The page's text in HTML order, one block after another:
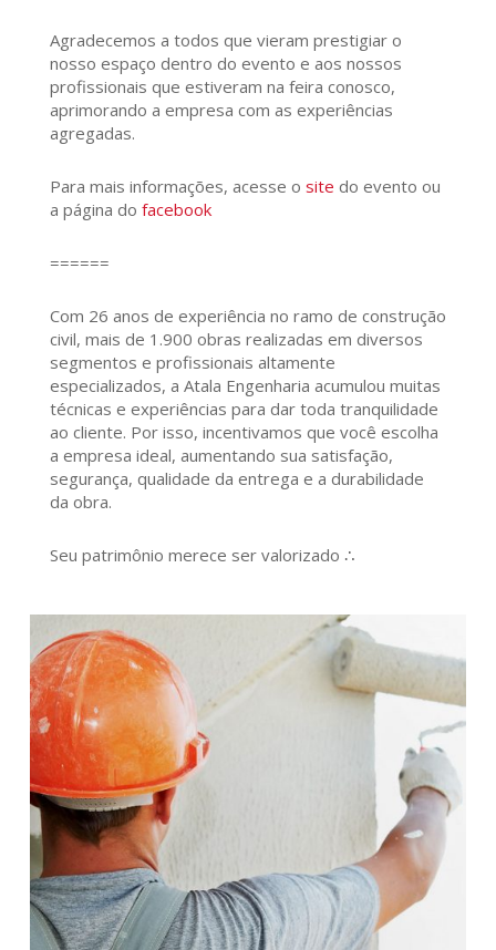
Agradecemos a todos que vieram prestigiar o
nosso espaço dentro do evento e aos nossos
profissionais que estiveram na feira conosco,
aprimorando a empresa com as experiências
agregadas.
Para mais informações, acesse o site do evento ou
a página do facebook
======
Com 26 anos de experiência no ramo de construção
civil, mais de 1.900 obras realizadas em diversos
segmentos e profissionais altamente
especializados, a Atala Engenharia acumulou muitas
técnicas e experiências para dar toda tranquilidade
ao cliente. Por isso, incentivamos que você escolha
a empresa ideal, aumentando sua satisfação,
segurança, qualidade da entrega e a durabilidade
da obra.
Seu patrimônio merece ser valorizado ∴